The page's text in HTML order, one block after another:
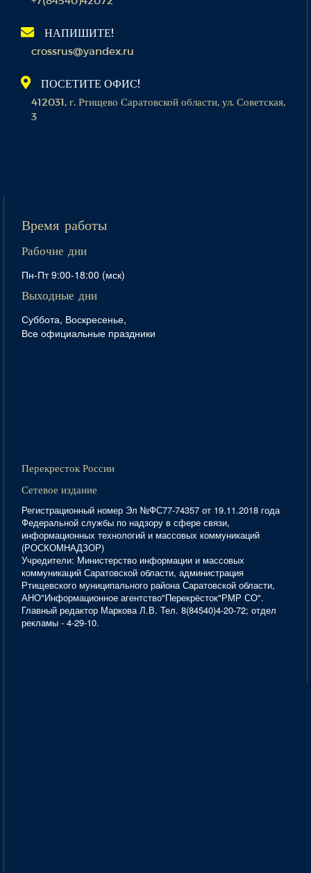
НАПИШИТЕ!
crossrus@yandex.ru
ПОСЕТИТЕ ОФИС!
412031, г. Ртищево Саратовской области, ул. Советская,
3
Время работы
Рабочие дни
Пн-Пт 9:00-18:00 (мск)
Выходные дни
Суббота, Воскресенье,
Все официальные праздники
Перекресток России
Сетевое издание
Регистрационный номер Эл №ФС77-74357 от 19.11.2018 года
Федеральной службы по надзору в сфере связи,
информационных технологий и массовых коммуникаций
(РОСКОМНАДЗОР)
Учредители: Министерство информации и массовых
коммуникаций Саратовской области, администрация
Ртищевского муниципального района Саратовской области,
АНО"Информационное агентство"Перекрёсток"РМР СО".
Главный редактор Маркова Л.В. Тел. 8(84540)4-20-72; отдел
рекламы - 4-29-10.